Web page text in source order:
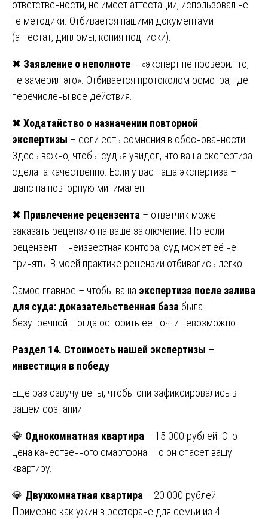
ответственности, не имеет аттестации, использовал не
те методики. Отбивается нашими документами
(аттестат, дипломы, копия подписки).
✖ Заявление о неполноте – «эксперт не проверил то,
не замерил это». Отбивается протоколом осмотра, где
перечислены все действия.
✖ Ходатайство о назначении повторной
экспертизы – если есть сомнения в обоснованности.
Здесь важно, чтобы судья увидел, что ваша экспертиза
сделана качественно. Если у вас наша экспертиза –
шанс на повторную минимален.
✖ Привлечение рецензента – ответчик может
заказать рецензию на ваше заключение. Но если
рецензент – неизвестная контора, суд может её не
принять. В моей практике рецензии отбивались легко.
Самое главное – чтобы ваша экспертиза после залива
для суда: доказательственная база была
безупречной. Тогда оспорить её почти невозможно.
Раздел 14. Стоимость нашей экспертизы –
инвестиция в победу
Еще раз озвучу цены, чтобы они зафиксировались в
вашем сознании:
💎 Однокомнатная квартира – 15 000 рублей. Это
цена качественного смартфона. Но он спасет вашу
квартиру.
💎 Двухкомнатная квартира – 20 000 рублей.
Примерно как ужин в ресторане для семьи из 4